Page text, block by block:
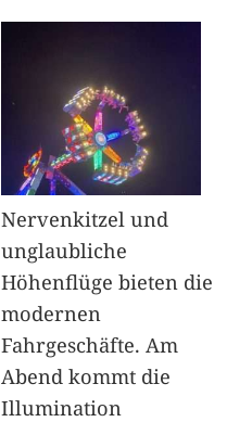
Nervenkitzel und
unglaubliche
Höhenflüge bieten die
modernen
Fahrgeschäfte. Am
Abend kommt die
Illumination